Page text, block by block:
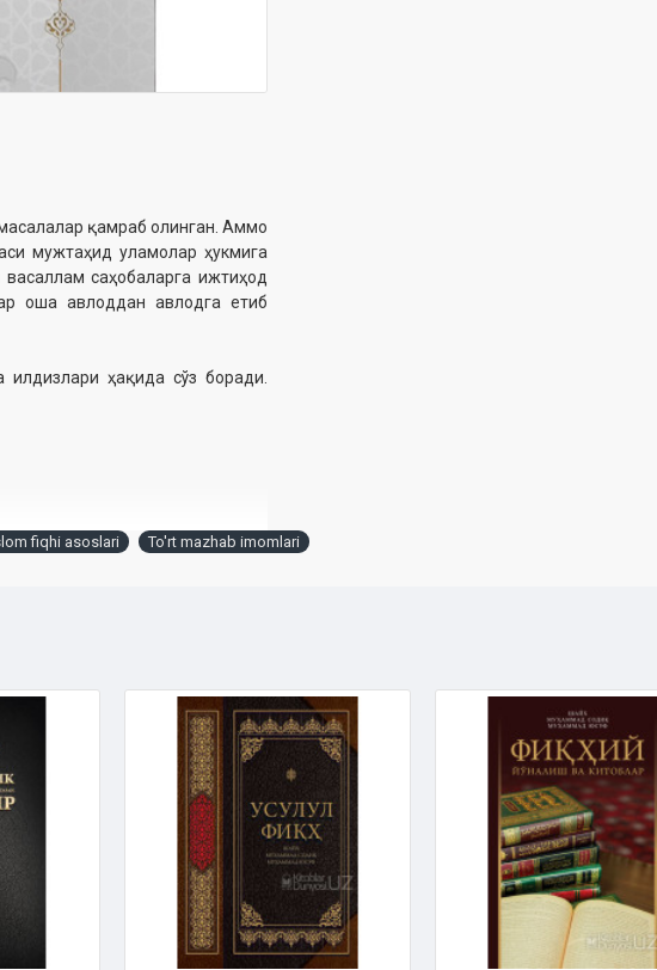
қамраб олинган. Аммо
мужтаҳид уламолар ҳукмига
саҳобаларга ижтиҳод
оша авлоддан авлодга етиб
ҳақида сўз боради.
йил 11 сентябрдаги 03-
тайёрланди.
ҳолати
тарзида нозил бўлиши
fiqhi asoslari To'rt mazhab imomlari